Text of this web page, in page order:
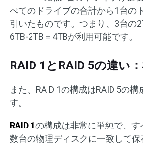
べてのドライブの合計から1台の
引いたものです。つまり、3台の
6TB-2TB＝4TBが利用可能です。
RAID 1とRAID 5の違い
また、RAID 1の構成はRAID 5の構
す。
RAID 1の構成は非常に単純で、
数台の物理ディスクに一致して保